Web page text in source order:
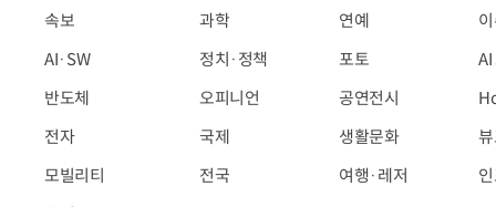
속보
AI·SW
반도체
전자
모빌리티
과학
정치·정책
오피니언
국제
전국
연예
포토
공연전시
생활문화
여행·레저